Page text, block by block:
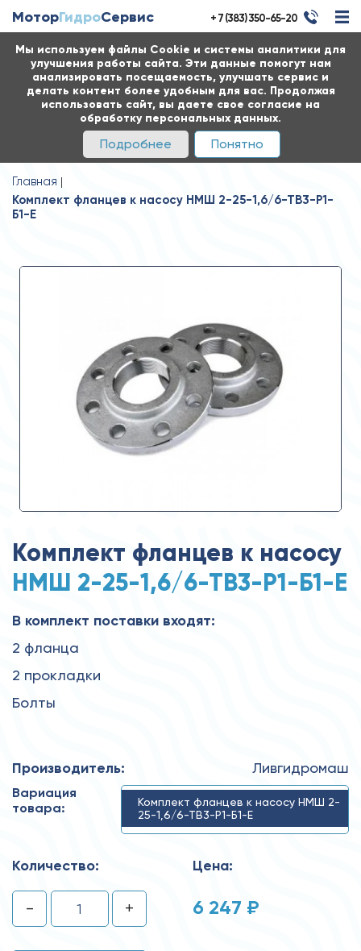
Мы используем файлы Cookie и системы аналитики для
улучшения работы сайта. Эти данные помогут нам
анализировать посещаемость, улучшать сервис и
делать контент более удобным для вас. Продолжая
использовать сайт, вы даете свое согласие на
обработку персональных данных.
Подробнее Понятно
МоторГидроСервис + 7 (383) 350-65-20
Главная
Комплект фланцев к насосу НМШ 2-25-1,6/6-ТВ3-Р1-
Б1-Е
Комплект фланцев к насосу
НМШ 2-25-1,6/6-ТВ3-Р1-Б1-Е
В комплект поставки входят:
2 фланца
2 прокладки
Болты
Производитель: Ливгидромаш
Вариация
товара:
Комплект фланцев к насосу НМШ 2-
25-1,6/6-ТВ3-Р1-Б1-Е
Количество:
- +
Цена:
6 247 ₽